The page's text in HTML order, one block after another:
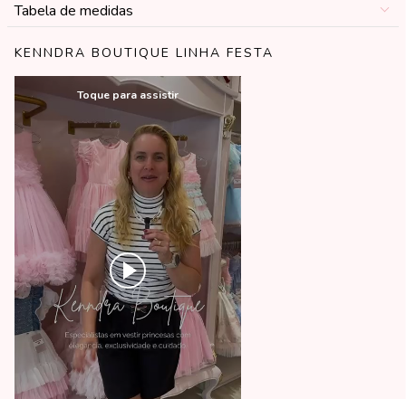
Tabela de medidas
KENNDRA BOUTIQUE LINHA FESTA